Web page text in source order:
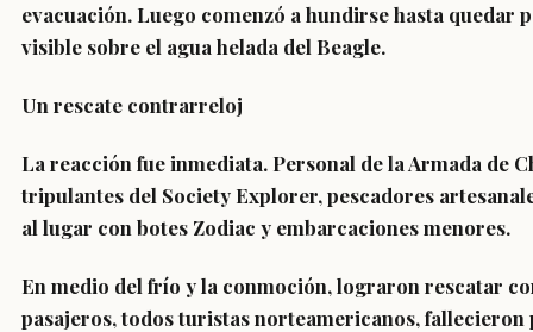
evacuación. Luego comenzó a hundirse hasta quedar
visible sobre el agua helada del Beagle.
Un rescate contrarreloj
La reacción fue inmediata. Personal de la Armada de
tripulantes del Society Explorer, pescadores
al lugar con botes Zodiac y embarcaciones menores.
En medio del frío y la conmoción, lograron rescatar
pasajeros, todos turistas norteamericanos,